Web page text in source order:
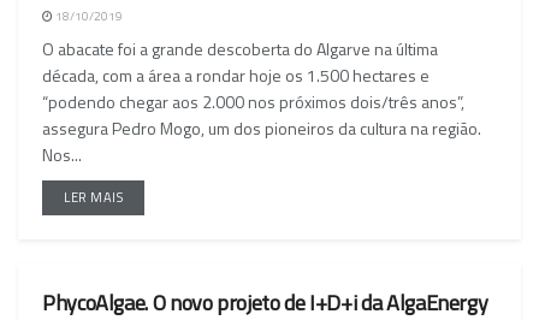
18/10/2019
O abacate foi a grande descoberta do Algarve na última
década, com a área a rondar hoje os 1.500 hectares e
“podendo chegar aos 2.000 nos próximos dois/três anos”,
assegura Pedro Mogo, um dos pioneiros da cultura na região.
Nos...
LER MAIS
NACIONAL
PhycoAlgae. O novo projeto de I+D+i da AlgaEnergy